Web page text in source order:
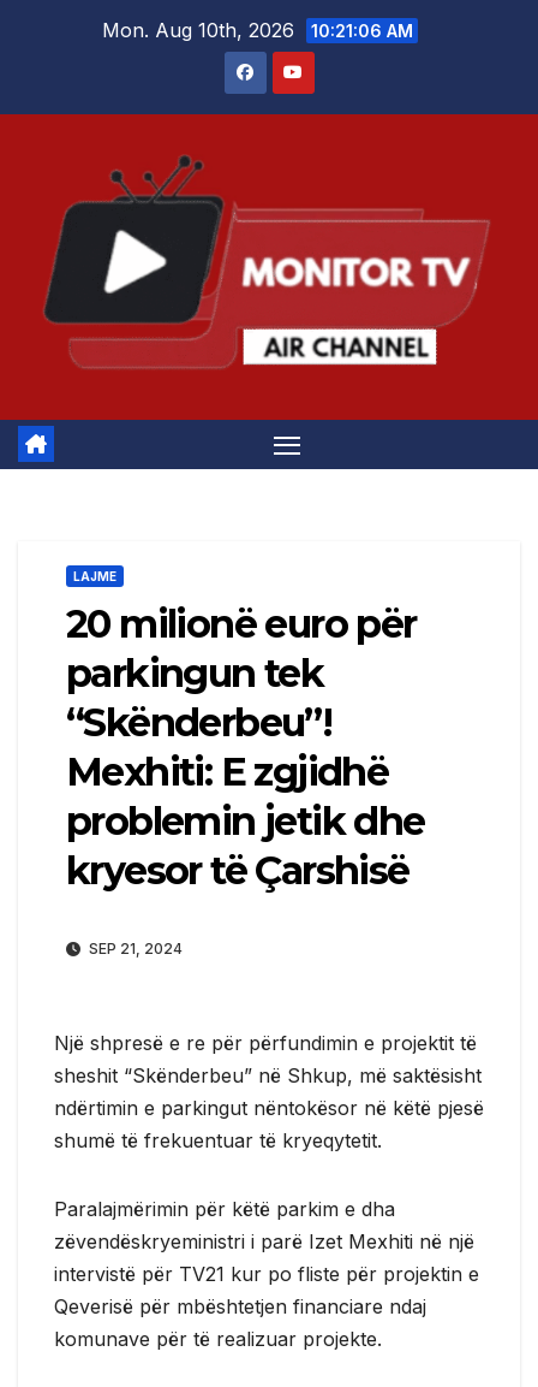
Mon. Aug 10th, 2026 10:21:06 AM
LAJME
20 milionë euro për
parkingun tek
“Skënderbeu”!
Mexhiti: E zgjidhë
problemin jetik dhe
kryesor të Çarshisë
SEP 21, 2024
Një shpresë e re për përfundimin e projektit të
sheshit “Skënderbeu” në Shkup, më saktësisht
ndërtimin e parkingut nëntokësor në këtë pjesë
shumë të frekuentuar të kryeqytetit.
Paralajmërimin për këtë parkim e dha
zëvendëskryeministri i parë Izet Mexhiti në një
intervistë për TV21 kur po fliste për projektin e
Qeverisë për mbështetjen financiare ndaj
komunave për të realizuar projekte.